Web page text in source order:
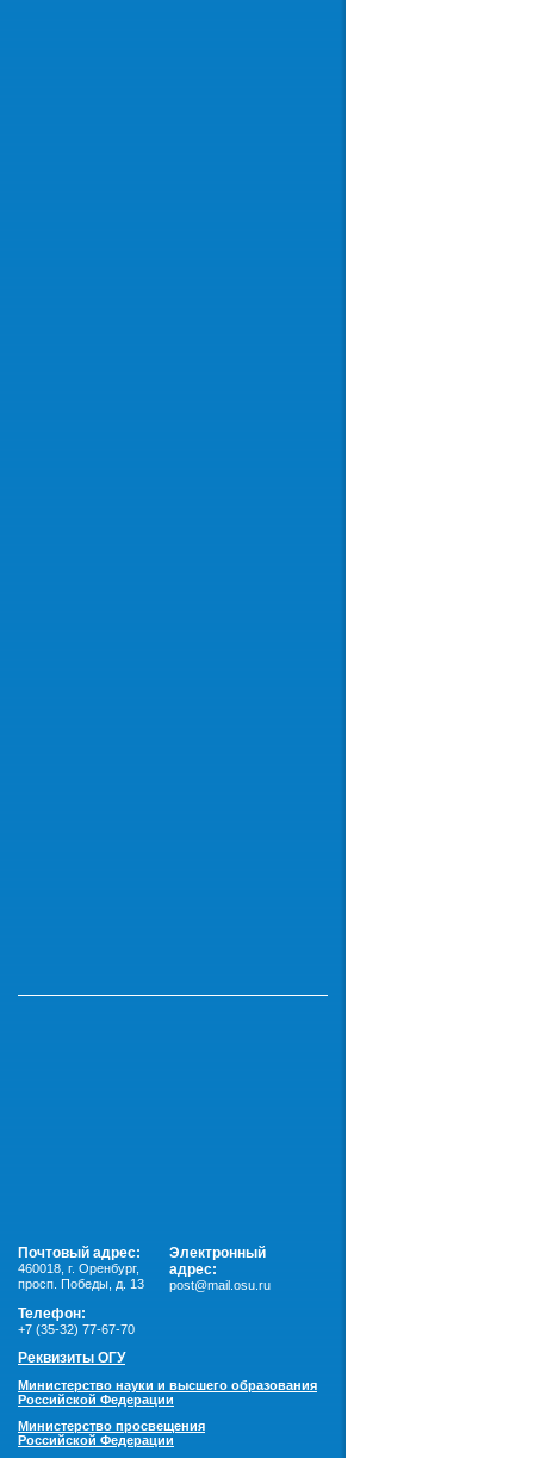
Почтовый адрес:
460018 г. Оренбург,
просп. Победы, д. 13
Электронный
адрес:
post@mail.osu.ru
Телефон:
+7 (35-32) 77-67-70
Реквизиты ОГУ
Министерство науки и высшего образования
Российской Федерации
Министерство просвещения
Российской Федерации